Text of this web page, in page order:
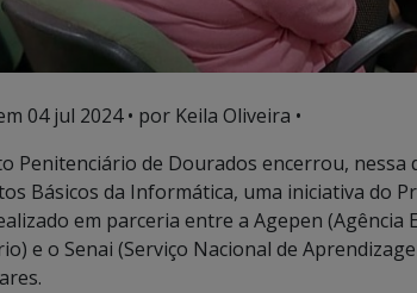
04 jul 2024• por Keila Oliveira •
Penitenciário de Dourados encerrou, nessa
Básicos da Informática, uma iniciativa do
em parceria entre a Agepen (Agência
e o Senai (Serviço Nacional de